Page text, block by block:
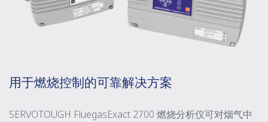
用于燃烧控制的可靠解决方案
SERVOTOUGH FluegasExact 2700 燃烧分析仪可对烟气中